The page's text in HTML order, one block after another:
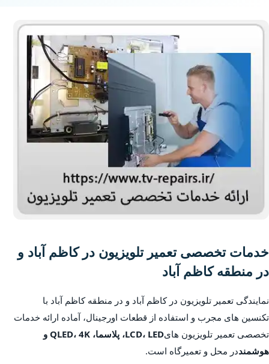
خدمات تخصصی تعمیر تلویزیون در کاظم آباد و
در منطقه کاظم آباد
نمایندگی تعمیر تلویزیون در کاظم آباد و در منطقه کاظم آباد با
تکنسین های مجرب و استفاده از قطعات اورجینال، آماده ارائه خدمات
تخصصی تعمیر تلویزیون های
LCD، LED، پلاسما، QLED، 4K و
هوشمنددر محل و تعمیرگاه است.